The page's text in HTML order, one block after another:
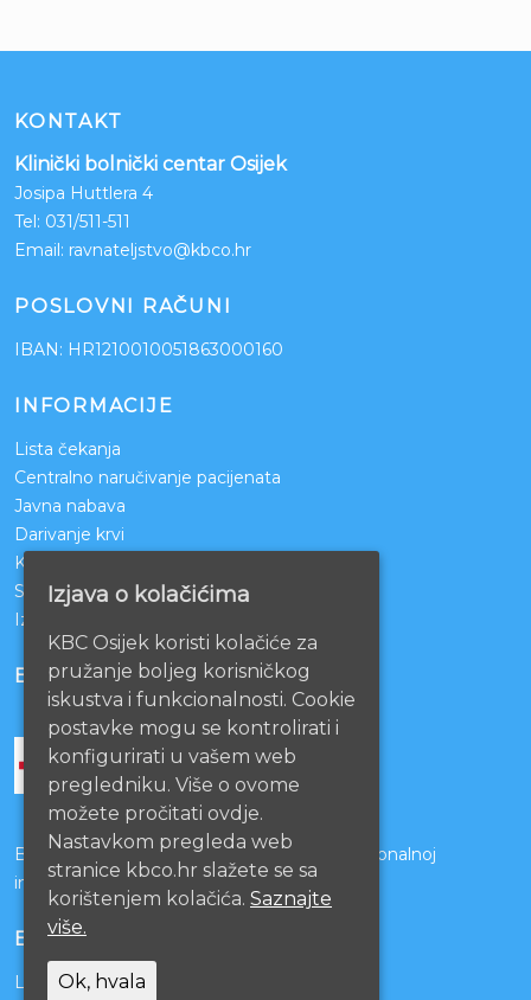
KONTAKT
Klinički bolnički centar Osijek
Josipa Huttlera 4
Tel: 031/511-511
Email: ravnateljstvo@kbco.hr
POSLOVNI RAČUNI
IBAN: HR1210010051863000160
INFORMACIJE
Lista čekanja
Centralno naručivanje pacijenata
Javna nabava
Darivanje krvi
KBCO Webmail
Sestrinstvo KBC Osijek
Izjava o pristupačnosti mrežnih stranica
BOLNICE PARTNERI
Bolnice s kojima je potpisan ugovor o funkcionalnoj
integraciji
EU PROJEKTI
Lista projekata
Izjava o kolačićima
KBC Osijek koristi kolačiće za
pružanje boljeg korisničkog
iskustva i funkcionalnosti. Cookie
postavke mogu se kontrolirati i
konfigurirati u vašem web
pregledniku. Više o ovome
možete pročitati ovdje.
Nastavkom pregleda web
stranice kbco.hr slažete se sa
korištenjem kolačića. Saznajte
više.
Ok, hvala